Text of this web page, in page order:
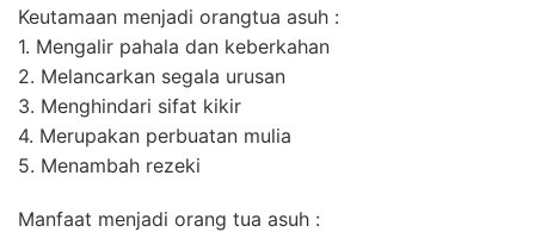
Keutamaan menjadi orangtua asuh :
1. Mengalir pahala dan keberkahan
2. Melancarkan segala urusan
3. Menghindari sifat kikir
4. Merupakan perbuatan mulia
5. Menambah rezeki
Manfaat menjadi orang tua asuh :